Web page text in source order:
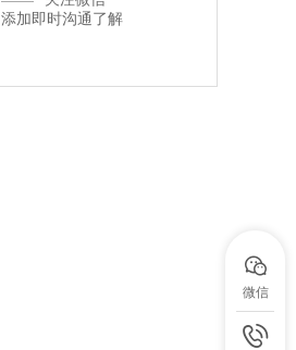
添加即时沟通了解

微信
